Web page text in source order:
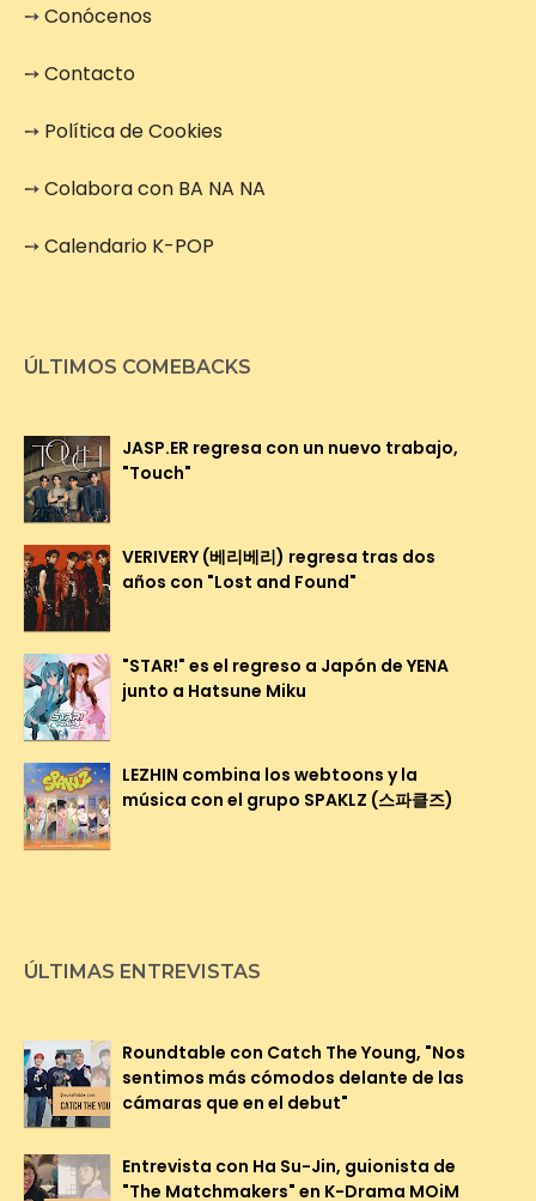
➙Conócenos
➙Contacto
➙ Política de Cookies
➙Colabora con BA NA NA
➙Calendario K-POP
ÚLTIMOS COMEBACKS
JASP.ER regresa con un nuevo trabajo,
"Touch"
VERIVERY (베리베리) regresa tras dos
años con "Lost and Found"
"STAR!" es el regreso a Japón de YENA
junto a Hatsune Miku
LEZHIN combina los webtoons y la
música con el grupo SPAKLZ (스파클즈)
ÚLTIMAS ENTREVISTAS
Roundtable con Catch The Young, "Nos
sentimos más cómodos delante de las
cámaras que en el debut"
Entrevista con Ha Su-Jin, guionista de
"The Matchmakers" en K-Drama MOiM